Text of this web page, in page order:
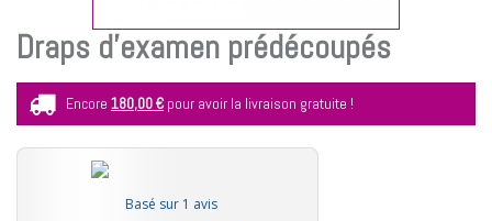
Draps d’examen prédécoupés
Encore 180,00 € pour avoir la livraison gratuite !
Basé sur 1 avis